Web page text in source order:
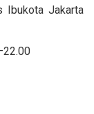
Ibukota Jakarta